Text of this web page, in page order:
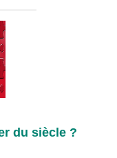
du siècle ?